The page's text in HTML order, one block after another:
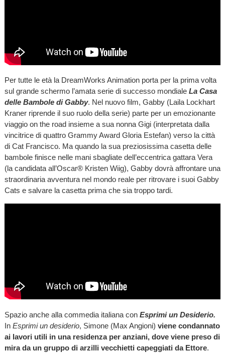
Per tutte le età la DreamWorks Animation porta per la prima volta
sul grande schermo l’amata serie di successo mondialeLa Casa
delle Bambole di Gabby. Nel nuovo film, Gabby (Laila Lockhart
Kraner riprende il suo ruolo della serie) parte per un emozionante
viaggio on the road insieme a sua nonna Gigi (interpretata dalla
vincitrice di quattro Grammy Award Gloria Estefan) verso la città
di Cat Francisco. Ma quando la sua preziosissima casetta delle
bambole finisce nelle mani sbagliate dell’eccentrica gattara Vera
(la candidata all’Oscar® Kristen Wiig), Gabby dovrà affrontare una
straordinaria avventura nel mondo reale per ritrovare i suoi Gabby
Cats e salvare la casetta prima che sia troppo tardi.
Spazio anche alla commedia italiana con Esprimi un Desiderio.
In Esprimi un desiderio, Simone (Max Angioni) viene condannato
ai lavori utili in una residenza per anziani, dove viene preso di
mira da un gruppo di arzilli vecchietti capeggiati da Ettore.